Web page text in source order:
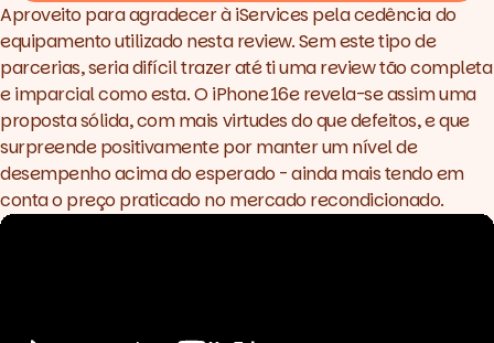
Aproveito para agradecer àiServicespela cedência do
equipamento utilizado nesta review. Sem este tipo de
parcerias, seria difícil trazer até ti uma review tão completa
e imparcial como esta. O iPhone 16e revela-se assim uma
proposta sólida, com mais virtudes do que defeitos, e que
surpreende positivamente por manter um nível de
desempenho acima do esperado - ainda mais tendo em
conta o preço praticado no mercado recondicionado.